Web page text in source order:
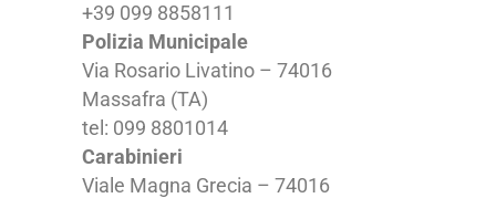
+39 099 8858111
Polizia Municipale
Via Rosario Livatino – 74016
Massafra (TA)
tel: 099 8801014
Carabinieri
Viale Magna Grecia – 74016